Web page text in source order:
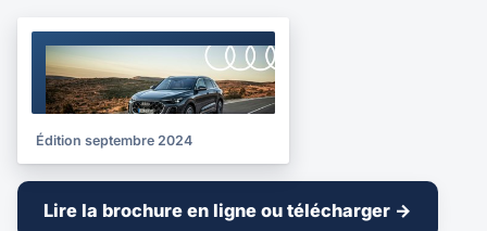
BROCHURE
2024
Édition septembre 2024
Lire la brochure en ligne ou télécharger →